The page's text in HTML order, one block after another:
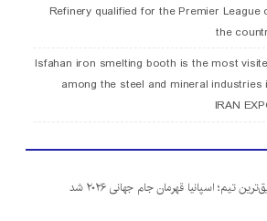
Refinery qualified for the Premier League
the
Isfahan iron smelting booth is the most
among the steel and mineral industries
IRAN
تیم؛ اسپانیا قهرمان جام جهانی ۲۰۲۶ شد